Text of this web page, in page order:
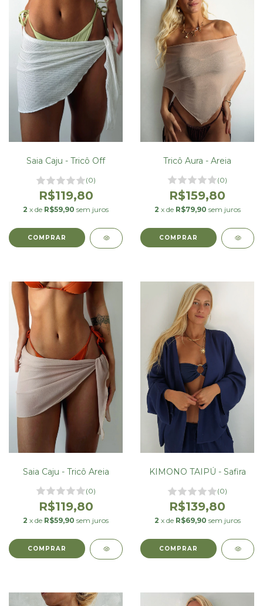
Saia Caju - Tricô Off
(0)
R$119,80
2 x de R$59,90 sem juros
Tricô Aura - Areia
(0)
R$159,80
2 x de R$79,90 sem juros
Saia Caju - Tricô Areia
(0)
R$119,80
2 x de R$59,90 sem juros
KIMONO TAIPÚ - Safira
(0)
R$139,80
2 x de R$69,90 sem juros